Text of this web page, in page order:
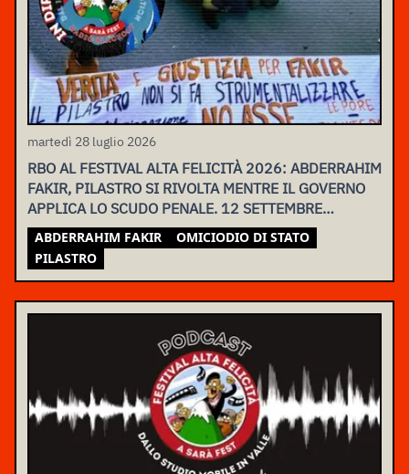
martedì 28 luglio 2026
RBO AL FESTIVAL ALTA FELICITÀ 2026: ABDERRAHIM
FAKIR, PILASTRO SI RIVOLTA MENTRE IL GOVERNO
APPLICA LO SCUDO PENALE. 12 SETTEMBRE
ASSEMBLEA NAZIONALE
ABDERRAHIM FAKIR
OMICIODIO DI STATO
PILASTRO